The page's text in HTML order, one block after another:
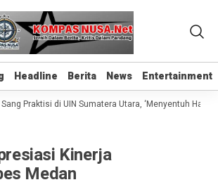
Headline Berita News Entertainment
Headline Berita News Entertainment
Praktisi di UIN Sumatera Utara, ‘Menyentuh Hati
Kinerja
Medan